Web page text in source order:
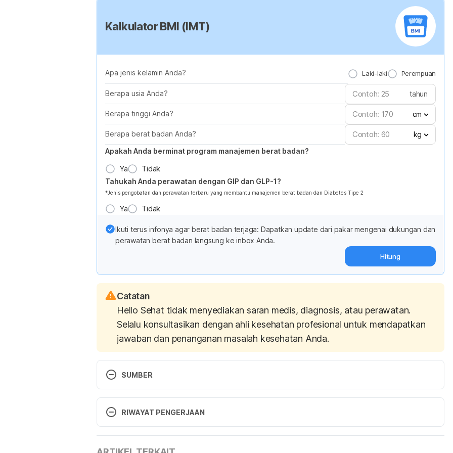
Kalkulator BMI (IMT)
Apa jenis kelamin Anda? Laki-laki Perempuan
Berapa usia Anda? tahun
Berapa tinggi Anda? cm
Berapa berat badan Anda?
kg
Apakah Anda berminat program manajemen berat badan?
Ya Tidak
Tahukah Anda perawatan dengan GIP dan GLP-1?
*Jenis pengobatan dan perawatan terbaru yang membantu manajemen berat badan dan Diabetes Tipe 2
Ya Tidak
Ikuti terus infonya agar berat badan terjaga: Dapatkan update dari pakar mengenai dukungan dan
perawatan berat badan langsung ke inbox Anda.
Hitung
Catatan
Hello Sehat tidak menyediakan saran medis, diagnosis, atau perawatan.
Selalu konsultasikan dengan ahli kesehatan profesional untuk mendapatkan
jawaban dan penanganan masalah kesehatan Anda.
SUMBER
Snacking. [Online] Tersedia pada:
loss/g20474778/how-nutritionists-curb-nighttime-snacking/
RIWAYAT PENGERJAAN